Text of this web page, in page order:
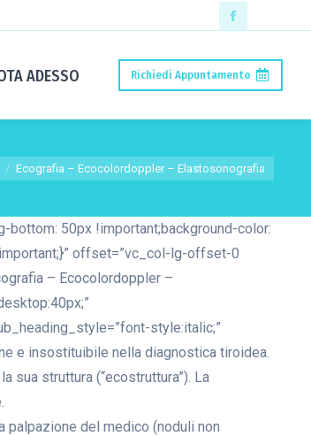
Facebook
page
opens
window
ADESSO Richiedi Appuntamento
Ecografia – Ecocolordoppler – Elastosonografia
bottom: 50px !important;background-color:
offset=”vc_col-lg-offset-0
– Ecocolordoppler –
style:italic;”
e insostituibile nella diagnostica tiroidea.
sua struttura (“ecostruttura”). La
palpazione del medico (noduli non